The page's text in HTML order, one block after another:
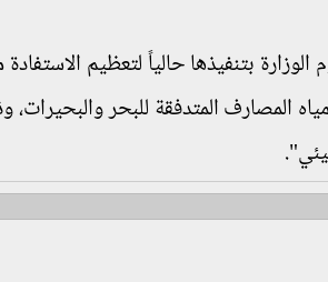
بتنفيذها حالياً لتعظيم
المصارف المتدفقة للبحر